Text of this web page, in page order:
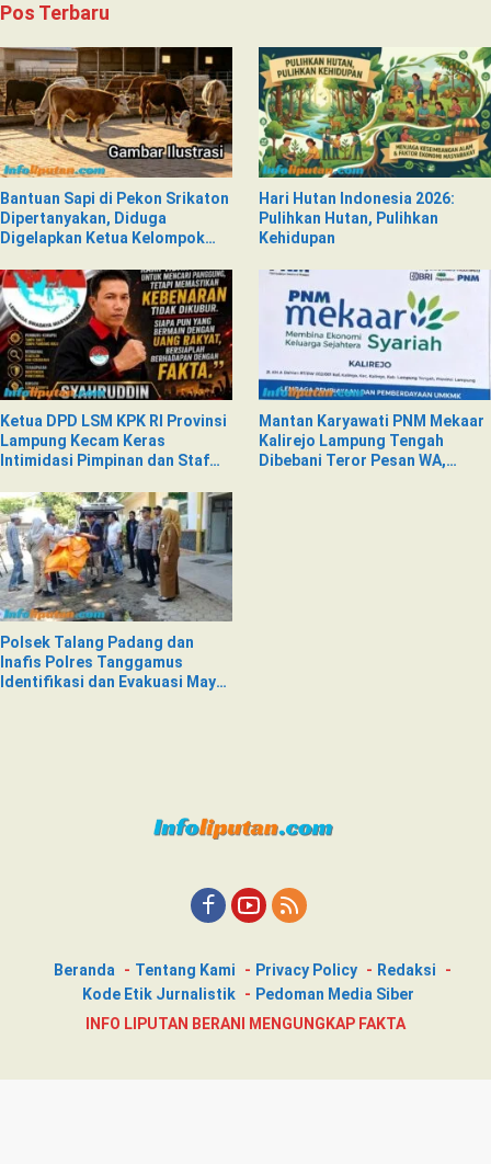
Pos Terbaru
Bantuan Sapi di Pekon Srikaton
Dipertanyakan, Diduga
Digelapkan Ketua Kelompok
Hari Hutan Indonesia 2026:
Pulihkan Hutan, Pulihkan
Kehidupan
Ketua DPD LSM KPK RI Provinsi
Lampung Kecam Keras
Intimidasi Pimpinan dan Staf
Nad
Mantan Karyawati PNM Mekaar
Kalirejo Lampung Tengah
Dibebani Teror Pesan WA,
Polsek Talang Padang dan
Inafis Polres Tanggamus
Identifikasi dan Evakuasi Mayat
Beranda Tentang Kami Privacy Policy
Redaksi
Kode Etik Jurnalistik
Pedoman Media Siber
INFO LIPUTAN BERANI MENGUNGKAP FAKTA